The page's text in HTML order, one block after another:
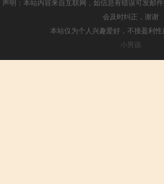
会及时纠正，谢谢
本站仅为个人兴趣爱好，不接盈利
小男孩